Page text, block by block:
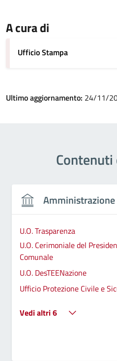
A cura di
Ufficio Stampa
Ultimo aggiornamento: 24/11/
Amministrazione
U.O. Trasparenza
U.O. Cerimoniale del
Comunale
U.O. DesTEENazione
Ufficio Protezione Civile e
Vedi altri 6